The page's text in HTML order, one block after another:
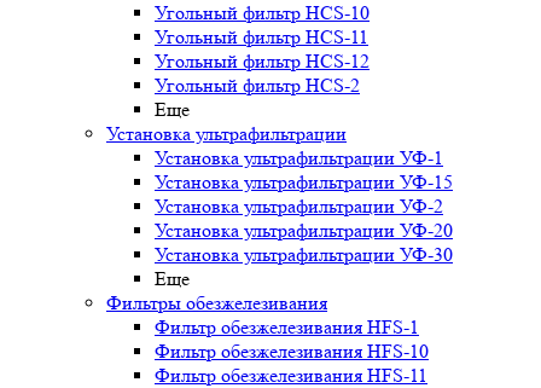
Угольный фильтр HСS-10
Угольный фильтр HСS-11
Угольный фильтр HСS-12
Угольный фильтр HСS-2
Еще
Установка ультрафильтрации
Установка ультрафильтрации УФ-1
Установка ультрафильтрации УФ-15
Установка ультрафильтрации УФ-2
Установка ультрафильтрации УФ-20
Установка ультрафильтрации УФ-30
Еще
Фильтры обезжелезивания
Фильтр обезжелезивания HFS-1
Фильтр обезжелезивания HFS-10
Фильтр обезжелезивания HFS-11